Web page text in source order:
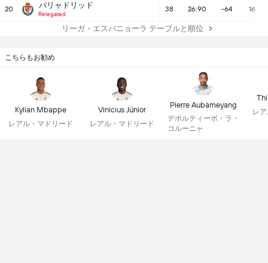
20 バリャドリッド
Relegated
38 26:90 -64 16
リーガ・エスパニョーラ テーブルと順位
こちらもお勧め
Kylian Mbappe
レアル・マドリード
Vinicius Júnior
レアル・マドリード
Pierre Aubameyang
デポルティーボ・ラ・
コルーニャ
レ